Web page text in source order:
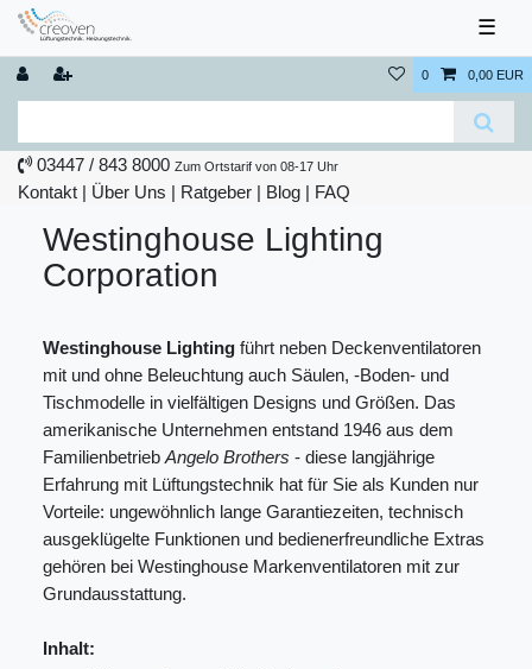
☰
0 0,00 EUR
03447 / 843 8000 Zum Ortstarif von 08-17 Uhr
Kontakt | Über Uns | Ratgeber | Blog | FAQ
Westinghouse Lighting
Corporation
Westinghouse Lighting führt neben Deckenventilatoren
mit und ohne Beleuchtung auch Säulen, -Boden- und
Tischmodelle in vielfältigen Designs und Größen. Das
amerikanische Unternehmen entstand 1946 aus dem
Familienbetrieb Angelo Brothers - diese langjährige
Erfahrung mit Lüftungstechnik hat für Sie als Kunden nur
Vorteile: ungewöhnlich lange Garantiezeiten, technisch
ausgeklügelte Funktionen und bedienerfreundliche Extras
gehören bei Westinghouse Markenventilatoren mit zur
Grundausstattung.
Inhalt: